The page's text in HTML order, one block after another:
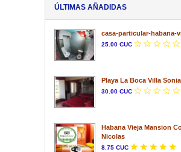
ÚLTIMAS AÑADIDAS
casa-particular-habana-
25.00 CUC
Playa La Boca Villa Sonia
30.00 CUC
Habana Vieja Mansion
Nicolas
8.75 CUC